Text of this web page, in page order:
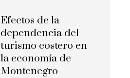
Efectos de la
dependencia del
turismo costero en
la economía de
Montenegro